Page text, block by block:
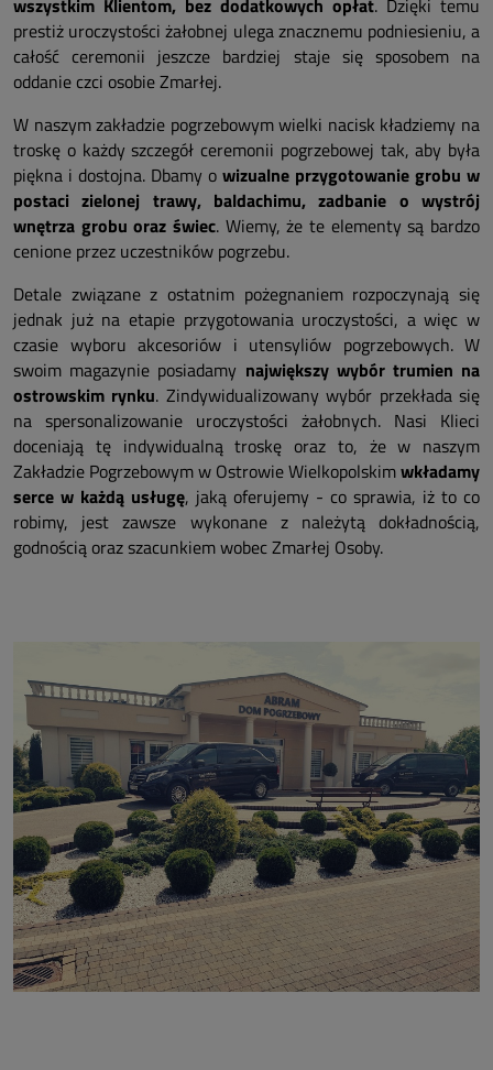
prestiż uroczystości żałobnej ulega znacznemu podniesieniu, a
całość ceremonii jeszcze bardziej staje się sposobem na
oddanie czci osobie Zmarłej.
W naszym zakładzie pogrzebowym wielki nacisk kładziemy na
troskę o każdy szczegół ceremonii pogrzebowej tak, aby była
piękna i dostojna. Dbamy o wizualne przygotowanie grobu w
postaci zielonej trawy, baldachimu, zadbanie o wystrój
wnętrza grobu oraz świec. Wiemy, że te elementy są bardzo
cenione przez uczestników pogrzebu.
Detale związane z ostatnim pożegnaniem rozpoczynają się
jednak już na etapie przygotowania uroczystości, a więc w
czasie wyboru akcesoriów i utensyliów pogrzebowych. W
swoim magazynie posiadamy największy wybór trumien na
ostrowskim rynku. Zindywidualizowany wybór przekłada się
na spersonalizowanie uroczystości żałobnych. Nasi Klieci
doceniają tę indywidualną troskę oraz to, że w naszym
Zakładzie Pogrzebowym w Ostrowie Wielkopolskimwkładamy
serce w każdą usługę, jaką oferujemy - co sprawia, iż to co
robimy, jest zawsze wykonane z należytą dokładnością,
godnością oraz szacunkiem wobec Zmarłej Osoby.